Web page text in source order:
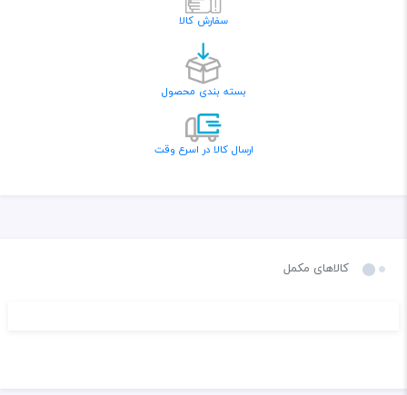
سفارش کالا
بسته بندی محصول
ارسال کالا در اسرع وقت
کالاهای مکمل